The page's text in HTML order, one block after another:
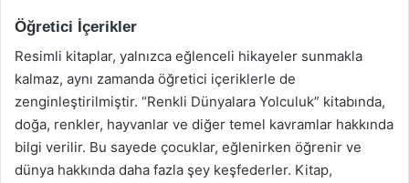
Öğretici İçerikler
Resimli kitaplar, yalnızca eğlenceli hikayeler sunmakla
kalmaz, aynı zamanda öğretici içeriklerle de
zenginleştirilmiştir. “Renkli Dünyalara Yolculuk” kitabında,
doğa, renkler, hayvanlar ve diğer temel kavramlar hakkında
bilgi verilir. Bu sayede çocuklar, eğlenirken öğrenir ve
dünya hakkında daha fazla şey keşfederler. Kitap,